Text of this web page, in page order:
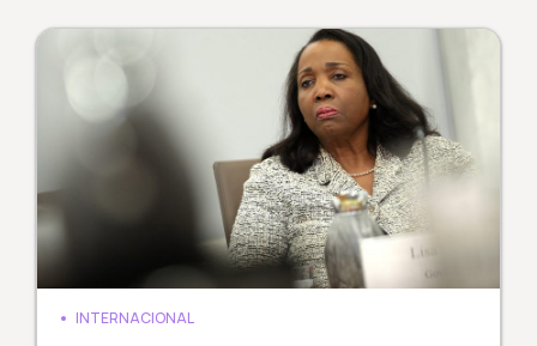
INTERNACIONAL